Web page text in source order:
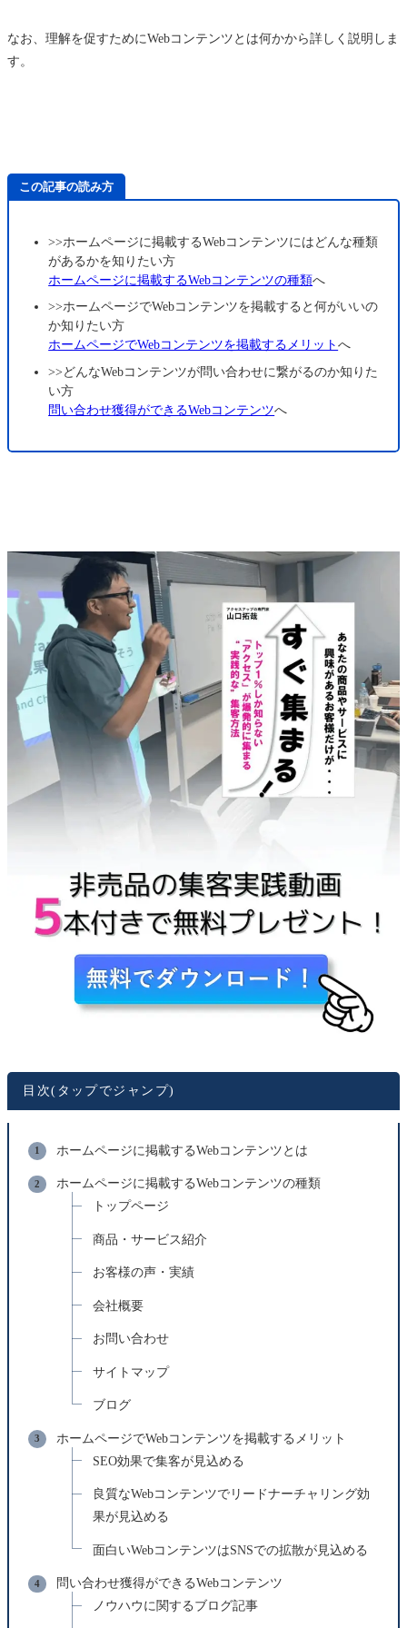
なお、理解を促すためにWebコンテンツとは何かから詳しく説明しま
す。
この記事の読み方
>>ホームページに掲載するWebコンテンツにはどんな種類
があるかを知りたい方
ホームページに掲載するWebコンテンツの種類へ
>>ホームページでWebコンテンツを掲載すると何がいいの
か知りたい方
ホームページでWebコンテンツを掲載するメリットへ
>>どんなWebコンテンツが問い合わせに繋がるのか知りた
い方
問い合わせ獲得ができるWebコンテンツへ
目次(タップでジャンプ)
ホームページに掲載するWebコンテンツとは
ホームページに掲載するWebコンテンツの種類
トップページ
商品・サービス紹介
お客様の声・実績
会社概要
お問い合わせ
サイトマップ
ブログ
ホームページでWebコンテンツを掲載するメリット
SEO効果で集客が見込める
良質なWebコンテンツでリードナーチャリング効
果が見込める
面白いWebコンテンツはSNSでの拡散が見込める
問い合わせ獲得ができるWebコンテンツ
ノウハウに関するブログ記事